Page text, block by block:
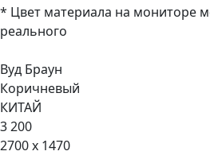
* Цвет материала на мониторе
реального
Вуд Браун
Коричневый
КИТАЙ
3 200
2700 x 1470